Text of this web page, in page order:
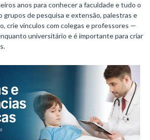
anos para conhecer a faculdade e tudo o
grupos de pesquisa e extensão, palestras e
crie vínculos com colegas e professores —
universitário e é importante para criar